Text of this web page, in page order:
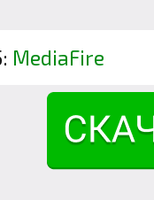
MediaFire